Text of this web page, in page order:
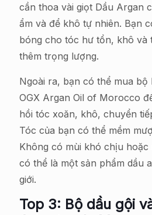
cần thoa vài giọt Dầu Argan
ẩm và để khô tự nhiên. Bạn
bóng cho tóc hư tổn, khô và
thêm trọng lượng.
Ngoài ra, bạn có thể mua bộ
OGX Argan Oil of Morocco
hồi tóc xoăn, khô, chuyển
Tóc của bạn có thể mềm
Không có mùi khó chịu hoặc
có thể là một sản phẩm dầu
giới.
Top 3: Bộ dầu gội